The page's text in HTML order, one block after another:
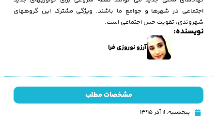
اجتماعی در شهرها و جوامع ما باشند. ویژگی مشترک این گروههای
شهروندی، تقویت حس اجتماعی است.
نویسنده:
آرزو نوروزی فرا
مشخصات مطلب
پنجشنبه, ۱۱ آذر ۱۳۹۵